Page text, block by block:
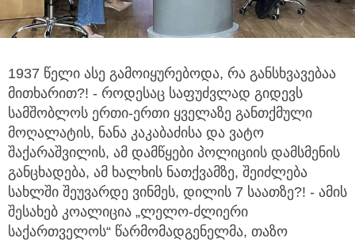
1937 წელი ასე გამოიყურებოდა, რა განსხვავებაა
მითხარით?! - როდესაც საფუძვლად გიდევს
სამშობლოს ერთი-ერთი ყველაზე განთქმული
მოღალატის, ნანა კაკაბაძისა და ვატო
შაქარაშვილის, ამ დამწყები პოლიციის დამსმენის
განცხადება, ამ ხალხის ნათქვამზე, შეიძლება
სახლში შეუვარდე ვინმეს, დილის 7 საათზე?! - ამის
შესახებ კოალიცია „ლელო-ძლიერი
საქართველოს“ წარმომადგენელმა, თაზო